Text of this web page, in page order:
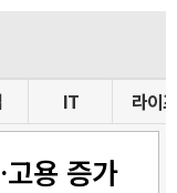
IT 라이프
용 증가